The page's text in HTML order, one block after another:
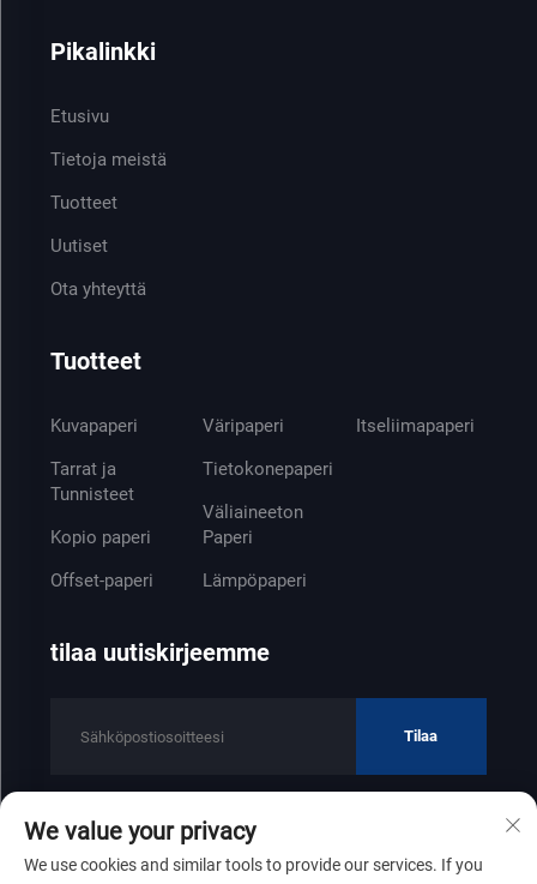
Pikalinkki
Etusivu
Tietoja meistä
Tuotteet
Uutiset
Ota yhteyttä
Tuotteet
Kuvapaperi
Tarrat ja
Tunnisteet
Kopio paperi
Offset-paperi
Väripaperi
Tietokonepaperi
Väliaineeton
Paperi
Lämpöpaperi
Itseliimapaperi
tilaa uutiskirjeemme
Tilaa
Tekijänoikeus © 2025 Shandong Zhenfeng Paper Industry Co., Ltd
Tietosuojakäytäntö
We value your privacy
We use cookies and similar tools to provide our services. If you